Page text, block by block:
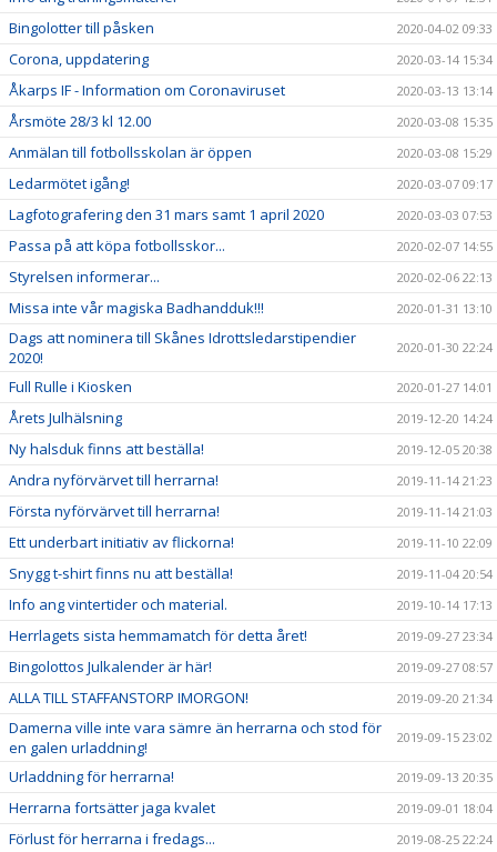
Bingolotter till påsken 2020-04-02 09:33
Corona, uppdatering 2020-03-14 15:34
Åkarps IF - Information om Coronaviruset 2020-03-13 13:14
Årsmöte 28/3 kl 12.00 2020-03-08 15:35
Anmälan till fotbollsskolan är öppen 2020-03-08 15:29
Ledarmötet igång! 2020-03-07 09:17
Lagfotografering den 31 mars samt 1 april 2020 2020-03-03 07:53
Passa på att köpa fotbollsskor... 2020-02-07 14:55
Styrelsen informerar... 2020-02-06 22:13
Missa inte vår magiska Badhandduk!!! 2020-01-31 13:10
Dags att nominera till Skånes Idrottsledarstipendier
2020!
2020-01-30 22:24
Full Rulle i Kiosken 2020-01-27 14:01
Årets Julhälsning 2019-12-20 14:24
Ny halsduk finns att beställa! 2019-12-05 20:38
Andra nyförvärvet till herrarna! 2019-11-14 21:23
Första nyförvärvet till herrarna! 2019-11-14 21:03
Ett underbart initiativ av flickorna! 2019-11-10 22:09
Snygg t-shirt finns nu att beställa! 2019-11-04 20:54
Info ang vintertider och material. 2019-10-14 17:13
Herrlagets sista hemmamatch för detta året! 2019-09-27 23:34
Bingolottos Julkalender är här! 2019-09-27 08:57
ALLA TILL STAFFANSTORP IMORGON! 2019-09-20 21:34
Damerna ville inte vara sämre än herrarna och stod för
en galen urladdning!
2019-09-15 23:02
Urladdning för herrarna! 2019-09-13 20:35
Herrarna fortsätter jaga kvalet 2019-09-01 18:04
Förlust för herrarna i fredags... 2019-08-25 22:24